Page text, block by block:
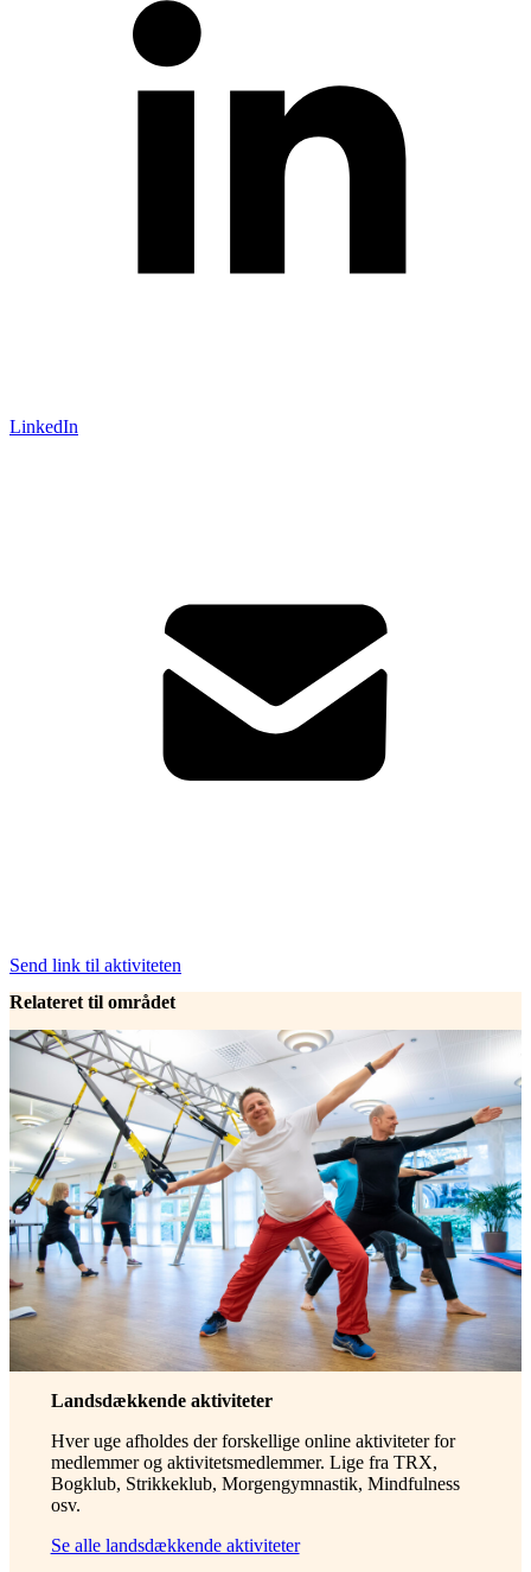
LinkedIn
Send link til aktiviteten
Relateret til området
Landsdækkende aktiviteter
Hver uge afholdes der forskellige online aktiviteter for
medlemmer og aktivitetsmedlemmer. Lige fra TRX,
Bogklub, Strikkeklub, Morgengymnastik, Mindfulness
osv.
Se alle landsdækkende aktiviteter